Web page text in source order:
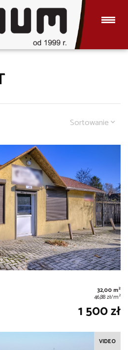
Sortowanie
32,00 m2
46,88 zł/m2
1 500 zł
VIDEO